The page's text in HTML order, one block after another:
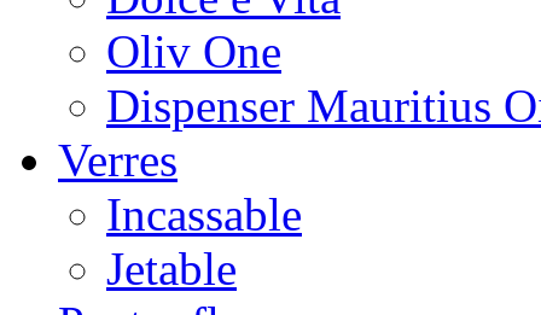
Oliv One
Dispenser Mauritius
Verres
Incassable
Jetable